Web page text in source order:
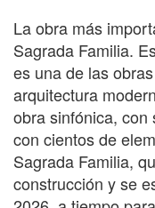
La obra más
Sagrada Familia.
es una de las
arquitectura
obra sinfónica, con
con cientos de
Sagrada Familia,
construcción y se